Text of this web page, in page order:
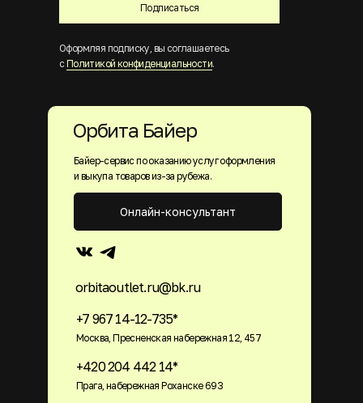
Подписаться
Оформляя подписку, вы соглашаетесь
с Политикой конфиденциальности.
Байер-сервис по оказанию услуг оформления
и выкупа товаров из-за рубежа.
+7 967 14-12-735*
Москва, Пресненская набережная 12, 457
+420 204 442 14*
Прага, набережная Роханске 693
orbitaoutlet.ru@bk.ru
Онлайн-консультант
Орбита Байер